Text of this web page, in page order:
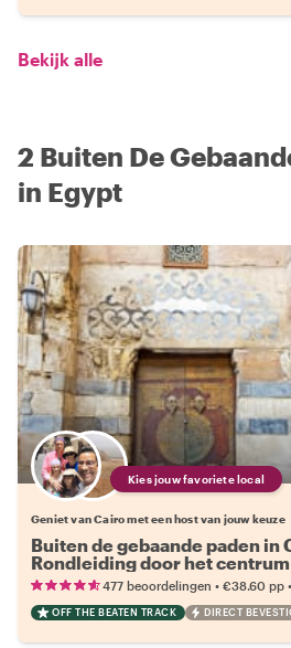
Bekijk alle
2 Buiten De
in Egypt
Kies jouw favoriete local
Geniet van Cairo met een host van jouw keuze
Buiten de gebaande paden in
Rondleiding door het centrum
477 beoordelingen • €38.60 pp •
OFF THE BEATEN TRACK DIRECT